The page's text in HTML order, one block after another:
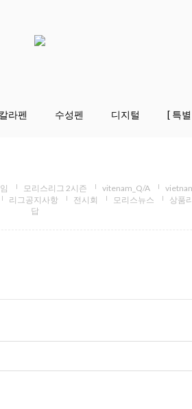
칼라펜 수성펜 디지털 [ 특
모리스리그 2시즌 vitenam_Q/A
리그공지사항 전시회 모리스뉴스
상품
답